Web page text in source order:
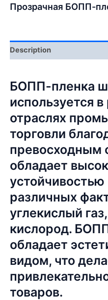
Прозрачная БОПП-
Description
БОПП-пленка
используется
отраслях
торговли
превосходным
обладает
различных
углекислый
кислород.
обладает
видом, что
товаров.